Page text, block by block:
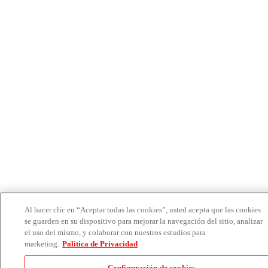
Al hacer clic en “Aceptar todas las cookies”, usted acepta que las cookies
se guarden en su dispositivo para mejorar la navegación del sitio, analizar
el uso del mismo, y colaborar con nuestros estudios para
marketing. Politica de Privacidad